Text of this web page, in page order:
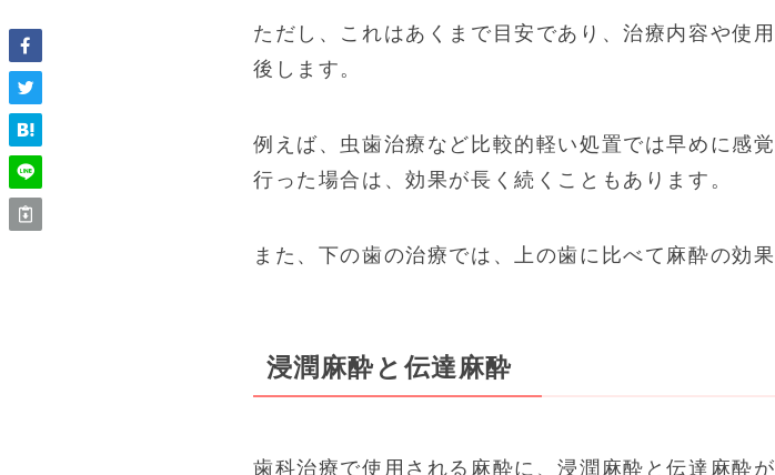
ただし、これはあくまで目安であり、治療内容や使
後します。
例えば、虫歯治療など比較的軽い処置では早めに感
行った場合は、効果が長く続くこともあります。
また、下の歯の治療では、上の歯に比べて麻酔の効
浸潤麻酔と伝達麻酔
歯科治療で使用される麻酔に、浸潤麻酔と伝達麻酔が